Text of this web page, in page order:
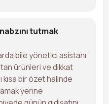
tutmak
bile yönetici asistanı
ürünleri ve dikkat
bir özet halinde
yerine